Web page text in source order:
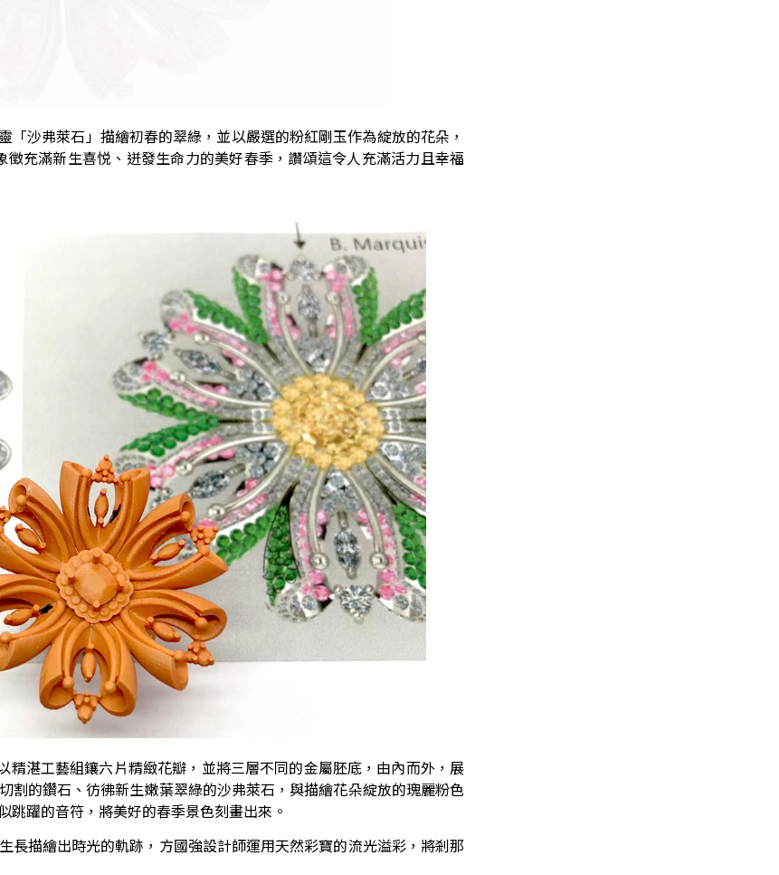
沙弗萊石」描繪初春的翠綠，並以嚴選的粉紅剛玉作為綻放的花朵，
充滿新生喜悦、迸發生命力的美好春季，讚頌這令人充滿活力且幸福
精湛工藝組鑲六片精緻花瓣，並將三層不同的金屬胚底，由內而外，展
割的鑽石、彷彿新生嫩葉翠綠的沙弗萊石，與描繪花朵綻放的瑰麗粉色
躍的音符，將美好的春季景色刻畫出來。
長描繪出時光的軌跡，方國強設計師運用天然彩寶的流光溢彩，將剎那